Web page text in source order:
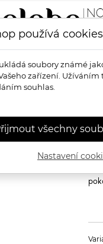
používá cookies
soubory známé
zařízení.
souhlas.
všechny
Nastavení